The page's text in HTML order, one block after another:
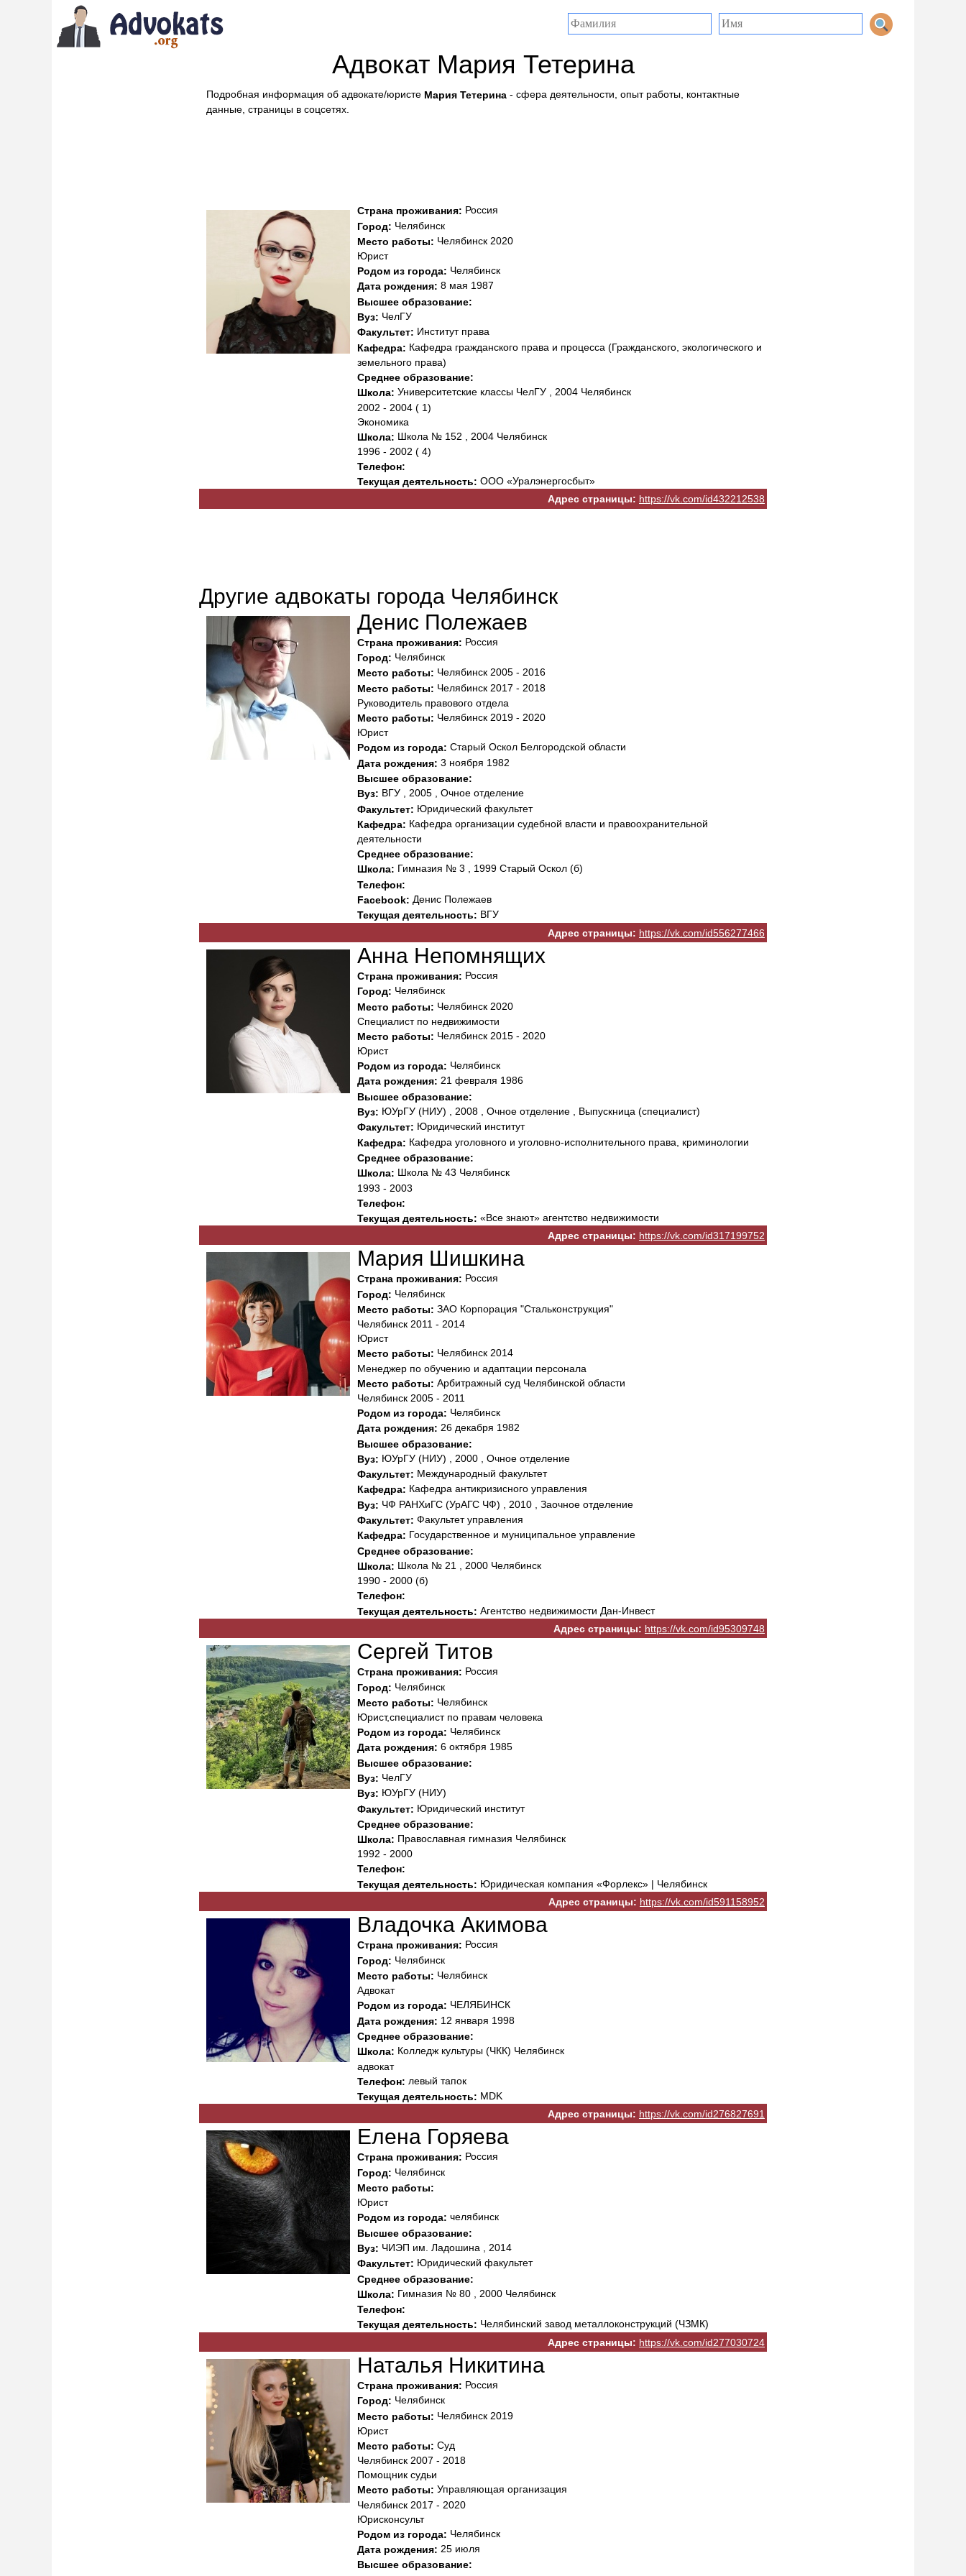
Адвокат Мария Тетерина
Подробная информация об адвокате/юристе Мария Тетерина - сфера деятельности, опыт работы, контактные
данные, страницы в соцсетях.
Страна проживания: Россия
Город: Челябинск
Место работы: Челябинск 2020
Юрист
Родом из города: Челябинск
Дата рождения: 8 мая 1987
Высшее образование:
Вуз: ЧелГУ
Факультет: Институт права
Кафедра: Кафедра гражданского права и процесса (Гражданского, экологического и
земельного права)
Среднее образование:
Школа: Университетские классы ЧелГУ , 2004 Челябинск
2002 - 2004 ( 1)
Экономика
Школа: Школа № 152 , 2004 Челябинск
1996 - 2002 ( 4)
Телефон:
Текущая деятельность: ООО «Уралэнергосбыт»
Адрес страницы: https://vk.com/id432212538
Другие адвокаты города Челябинск
Денис Полежаев
Страна проживания: Россия
Город: Челябинск
Место работы: Челябинск 2005 - 2016
Место работы: Челябинск 2017 - 2018
Руководитель правового отдела
Место работы: Челябинск 2019 - 2020
Юрист
Родом из города: Старый Оскол Белгородской области
Дата рождения: 3 ноября 1982
Высшее образование:
Вуз: ВГУ , 2005 , Очное отделение
Факультет: Юридический факультет
Кафедра: Кафедра организации судебной власти и правоохранительной
деятельности
Среднее образование:
Школа: Гимназия № 3 , 1999 Старый Оскол (б)
Телефон:
Facebook: Денис Полежаев
Текущая деятельность: ВГУ
Адрес страницы: https://vk.com/id556277466
Анна Непомнящих
Страна проживания: Россия
Город: Челябинск
Место работы: Челябинск 2020
Специалист по недвижимости
Место работы: Челябинск 2015 - 2020
Юрист
Родом из города: Челябинск
Дата рождения: 21 февраля 1986
Высшее образование:
Вуз: ЮУрГУ (НИУ) , 2008 , Очное отделение , Выпускница (специалист)
Факультет: Юридический институт
Кафедра: Кафедра уголовного и уголовно-исполнительного права, криминологии
Среднее образование:
Школа: Школа № 43 Челябинск
1993 - 2003
Телефон:
Текущая деятельность: «Все знают» агентство недвижимости
Адрес страницы: https://vk.com/id317199752
Мария Шишкина
Страна проживания: Россия
Город: Челябинск
Место работы: ЗАО Корпорация "Стальконструкция"
Челябинск 2011 - 2014
Юрист
Место работы: Челябинск 2014
Менеджер по обучению и адаптации персонала
Место работы: Арбитражный суд Челябинской области
Челябинск 2005 - 2011
Родом из города: Челябинск
Дата рождения: 26 декабря 1982
Высшее образование:
Вуз: ЮУрГУ (НИУ) , 2000 , Очное отделение
Факультет: Международный факультет
Кафедра: Кафедра антикризисного управления
Вуз: ЧФ РАНХиГС (УрАГС ЧФ) , 2010 , Заочное отделение
Факультет: Факультет управления
Кафедра: Государственное и муниципальное управление
Среднее образование:
Школа: Школа № 21 , 2000 Челябинск
1990 - 2000 (б)
Телефон:
Текущая деятельность: Агентство недвижимости Дан-Инвест
Адрес страницы: https://vk.com/id95309748
Сергей Титов
Страна проживания: Россия
Город: Челябинск
Место работы: Челябинск
Юрист,специалист по правам человека
Родом из города: Челябинск
Дата рождения: 6 октября 1985
Высшее образование:
Вуз: ЧелГУ
Вуз: ЮУрГУ (НИУ)
Факультет: Юридический институт
Среднее образование:
Школа: Православная гимназия Челябинск
1992 - 2000
Телефон:
Текущая деятельность: Юридическая компания «Форлекс» | Челябинск
Адрес страницы: https://vk.com/id591158952
Владочка Акимова
Страна проживания: Россия
Город: Челябинск
Место работы: Челябинск
Адвокат
Родом из города: ЧЕЛЯБИНСК
Дата рождения: 12 января 1998
Среднее образование:
Школа: Колледж культуры (ЧКК) Челябинск
адвокат
Телефон: левый тапок
Текущая деятельность: MDK
Адрес страницы: https://vk.com/id276827691
Елена Горяева
Страна проживания: Россия
Город: Челябинск
Место работы:
Юрист
Родом из города: челябинск
Высшее образование:
Вуз: ЧИЭП им. Ладошина , 2014
Факультет: Юридический факультет
Среднее образование:
Школа: Гимназия № 80 , 2000 Челябинск
Телефон:
Текущая деятельность: Челябинский завод металлоконструкций (ЧЗМК)
Адрес страницы: https://vk.com/id277030724
Наталья Никитина
Страна проживания: Россия
Город: Челябинск
Место работы: Челябинск 2019
Юрист
Место работы: Cуд
Челябинск 2007 - 2018
Помощник судьи
Место работы: Управляющая организация
Челябинск 2017 - 2020
Юрисконсульт
Родом из города: Челябинск
Дата рождения: 25 июля
Высшее образование: